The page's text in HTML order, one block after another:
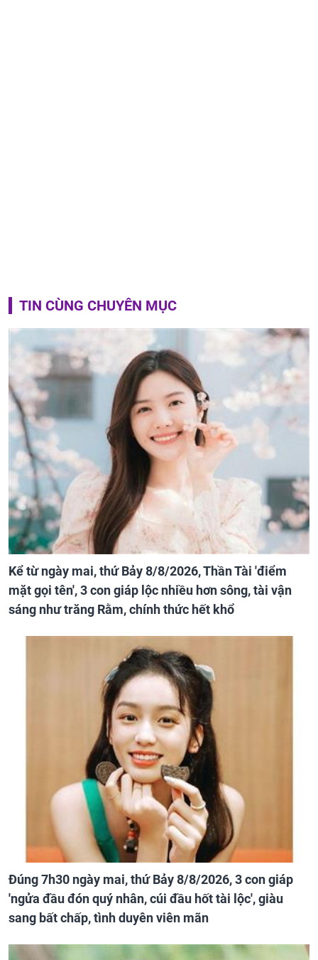
TIN CÙNG CHUYÊN MỤC
Kể từ ngày mai, thứ Bảy 8/8/2026, Thần Tài 'điểm
mặt gọi tên', 3 con giáp lộc nhiều hơn sông, tài vận
sáng như trăng Rằm, chính thức hết khổ
Đúng 7h30 ngày mai, thứ Bảy 8/8/2026, 3 con giáp
'ngửa đầu đón quý nhân, cúi đầu hốt tài lộc', giàu
sang bất chấp, tình duyên viên mãn